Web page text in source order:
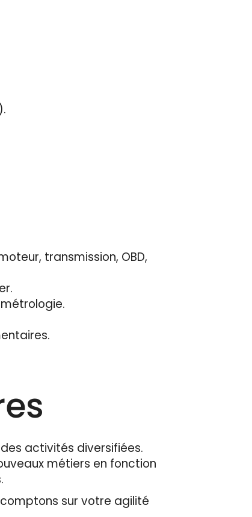
transmission, OBD,
activités diversifiées.
métiers en fonction
sur votre agilité